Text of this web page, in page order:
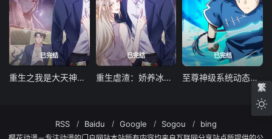
已完结
重生之我是大天神动态漫画第一季
已完结
重生虐渣：娇养冰山总裁动态漫画
已完结
至尊神级系统动态漫画第一季
繁
RSS Baidu Google Sogou bing